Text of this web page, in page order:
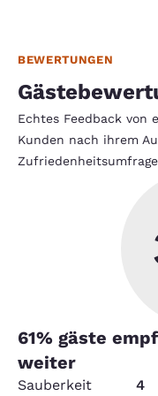
BEWERTUNGEN
Echtes Feedback von
Kunden nach ihrem
61% gäste
weiter
Sauberkeit 4